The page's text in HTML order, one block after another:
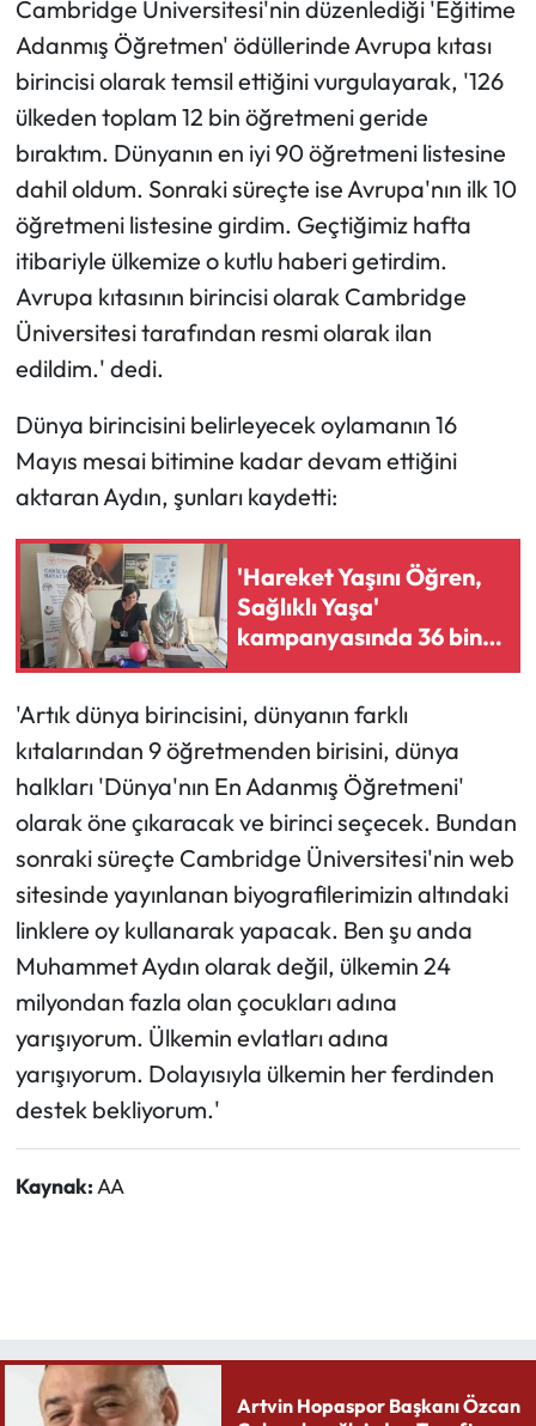
Cambridge Üniversitesi'nin düzenlediği 'Eğitime
Adanmış Öğretmen' ödüllerinde Avrupa kıtası
birincisi olarak temsil ettiğini vurgulayarak, '126
ülkeden toplam 12 bin öğretmeni geride
bıraktım. Dünyanın en iyi 90 öğretmeni listesine
dahil oldum. Sonraki süreçte ise Avrupa'nın ilk 10
öğretmeni listesine girdim. Geçtiğimiz hafta
itibariyle ülkemize o kutlu haberi getirdim.
Avrupa kıtasının birincisi olarak Cambridge
Üniversitesi tarafından resmi olarak ilan
edildim.' dedi.
Dünya birincisini belirleyecek oylamanın 16
Mayıs mesai bitimine kadar devam ettiğini
aktaran Aydın, şunları kaydetti:
'Hareket Yaşını Öğren,
Sağlıklı Yaşa'
kampanyasında 36 bin
kişiye ulaşıldı
'Artık dünya birincisini, dünyanın farklı
kıtalarından 9 öğretmenden birisini, dünya
halkları 'Dünya'nın En Adanmış Öğretmeni'
olarak öne çıkaracak ve birinci seçecek. Bundan
sonraki süreçte Cambridge Üniversitesi'nin web
sitesinde yayınlanan biyografilerimizin altındaki
linklere oy kullanarak yapacak. Ben şu anda
Muhammet Aydın olarak değil, ülkemin 24
milyondan fazla olan çocukları adına
yarışıyorum. Ülkemin evlatları adına
yarışıyorum. Dolayısıyla ülkemin her ferdinden
destek bekliyorum.'
Kaynak:AA
Artvin Hopaspor Başkanı Özcan